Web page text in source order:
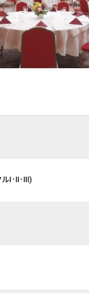
Ⅰ･Ⅱ･Ⅲ)